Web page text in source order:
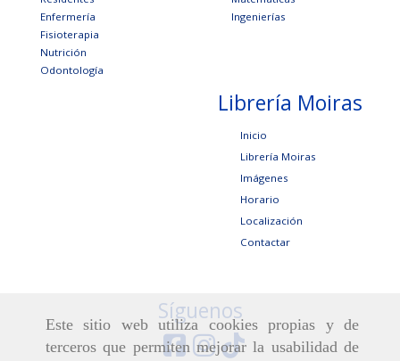
Este sitio web utiliza cookies propias y de
terceros que permiten mejorar la usabilidad de
Enfermería
Fisioterapia
Nutrición
Odontología
Ingenierías
Librería Moiras
Inicio
Librería Moiras
Imágenes
Horario
Localización
Contactar
Síguenos